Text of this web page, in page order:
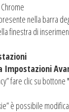
nella barra
finestra di
Impostazioni
fare clic su bottone
è possibile